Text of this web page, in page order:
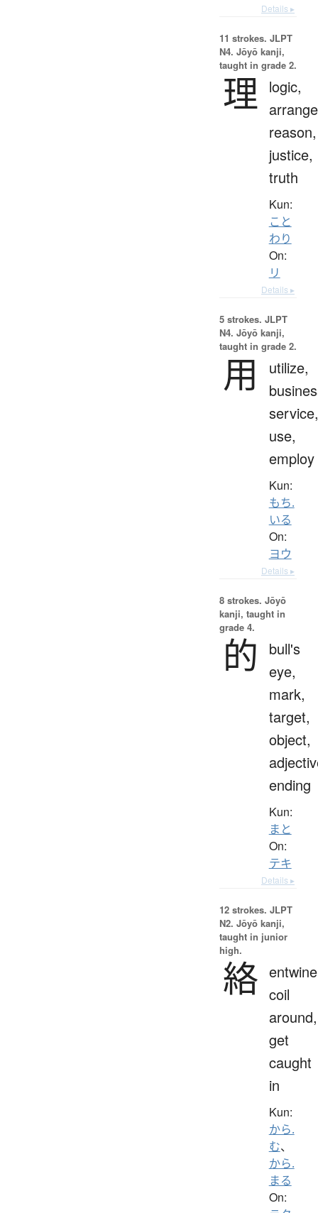
Details ▸
11 strokes. JLPT
N4. Jōyō kanji,
taught in grade 2.
理 logic,
reason,
justice,
truth
Kun:
こと
わり
On:
リ
Details ▸
5 strokes. JLPT
N4. Jōyō kanji,
taught in grade 2.
用
utilize,
service,
use,
employ
Kun:
もち.
いる
On:
ヨウ
Details ▸
8 strokes. Jōyō
kanji, taught in
grade 4.
的
bull's
eye,
mark,
target,
object,
ending
Kun:
まと
On:
テキ
Details ▸
12 strokes. JLPT
N2. Jōyō kanji,
taught in junior
high.
絡 coil
around,
get
caught
in
Kun:
から.
む、
から.
まる
On: